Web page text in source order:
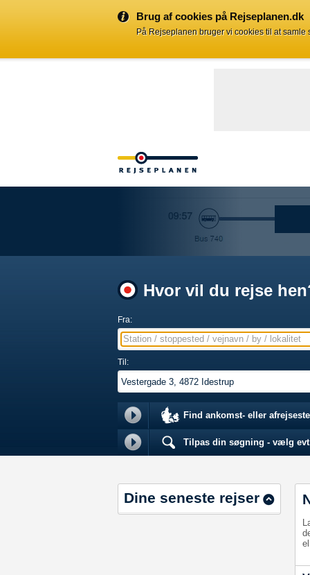
Brug af cookies på Rejseplanen.dk
På Rejseplanen bruger vi cookies til at
Hvor vil du rejse
Fra:
Station / stoppested / vejnavn / by / lokalitet
Til:
Find ankomst- eller
Tilpas din søgning - vælg
Dine seneste rejser